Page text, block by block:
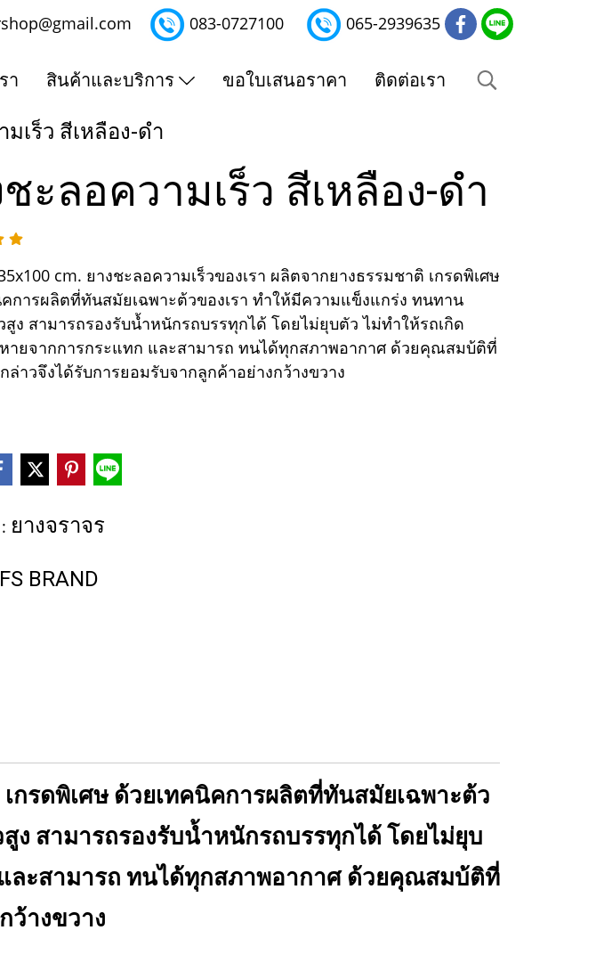
083-0727100 065-2939635
า สินค้าและบริการ ขอใบเสนอราคา ติดต่อเรา
เร็ว สีเหลือง-ดำ
ะลอความเร็ว สีเหลือง-ดำ
cm. ยางชะลอความเร็วของเรา ผลิตจากยางธรรมชาติ เกรดพิเศษ
การผลิตที่ทันสมัยเฉพาะต้วของเรา ทำให้มีความแข็งแกร่ง ทนทาน
ง สามารถรองรับน้ำหนักรถบรรทุกได้ โดยไม่ยุบตัว ไม่ทำให้รถเกิด
ายจากการกระแทก และสามารถ ทนได้ทุกสภาพอากาศ ด้วยคุณสมบ้ติที่
ล่าวจึงได้รับการยอมรับจากลูกค้าอย่างกว้างขวาง
ยางจราจร
FS BRAND
กรดพิเศษ ด้วยเทคนิคการผลิตที่ทันสมัยเฉพาะต้ว
สามารถรองรับน้ำหนักรถบรรทุกได้ โดยไม่ยุบ
ละสามารถ ทนได้ทุกสภาพอากาศ ด้วยคุณสมบ้ติที่
ว้างขวาง